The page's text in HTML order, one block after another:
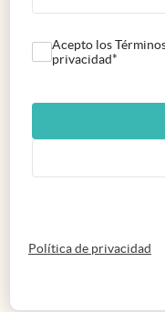
Acepto los
privacidad*
Política de privacidad